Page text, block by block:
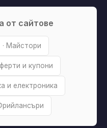
от сайтове
· Майстори
и купони
и електроника